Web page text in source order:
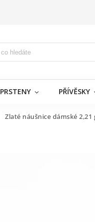
PRSTENY PŘÍVĚSKY
Zlaté náušnice dámské 2,21